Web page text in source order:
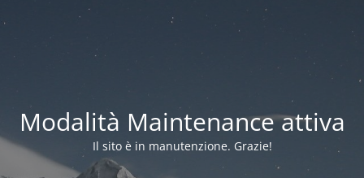
Modalità Maintenance attiva
Il sito è in manutenzione. Grazie!